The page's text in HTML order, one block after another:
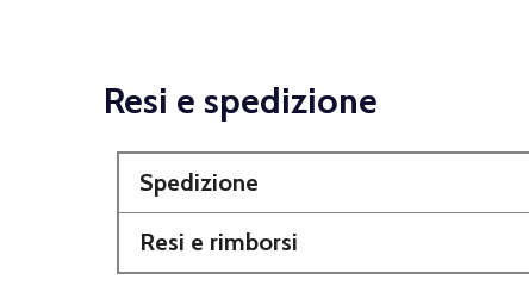
Resi e spedizione
Spedizione
Resi e rimborsi